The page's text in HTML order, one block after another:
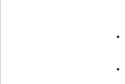
·
·